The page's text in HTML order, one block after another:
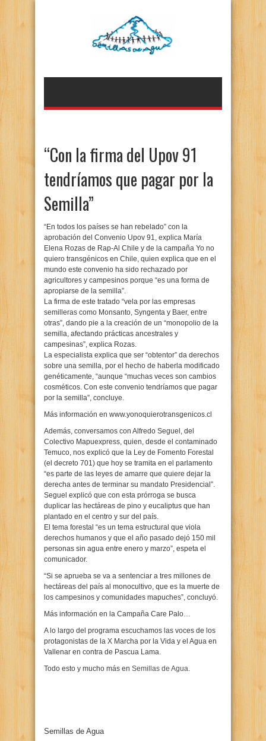
“Con la firma del Upov 91
tendríamos que pagar por la
Semilla”
“En todos los países se han rebelado” con la
aprobación del Convenio Upov 91, explica María
Elena Rozas de Rap-Al Chile y de la campaña Yo no
quiero transgénicos en Chile, quien explica que en el
mundo este convenio ha sido rechazado por
agricultores y campesinos porque “es una forma de
apropiarse de la semilla”.
La firma de este tratado “vela por las empresas
semilleras como Monsanto, Syngenta y Baer, entre
otras”, dando pie a la creación de un “monopolio de la
semilla, afectando prácticas ancestrales y
campesinas”, explica Rozas.
La especialista explica que ser “obtentor” da derechos
sobre una semilla, por el hecho de haberla modificado
genéticamente, “aunque “muchas veces son cambios
cosméticos. Con este convenio tendríamos que pagar
por la semilla”, concluye.
Más información en www.yonoquierotransgenicos.cl
Además, conversamos con Alfredo Seguel, del
Colectivo Mapuexpress, quien, desde el contaminado
Temuco, nos explicó que la Ley de Fomento Forestal
(el decreto 701) que hoy se tramita en el parlamento
“es parte de las leyes de amarre que quiere dejar la
derecha antes de terminar su mandato Presidencial”.
Seguel explicó que con esta prórroga se busca
duplicar las hectáreas de pino y eucaliptus que han
plantado en el centro y sur del país.
El tema forestal “es un tema estructural que viola
derechos humanos y que el año pasado dejó 150 mil
personas sin agua entre enero y marzo”, espeta el
comunicador.
“Si se aprueba se va a sentenciar a tres millones de
hectáreas del país al monocultivo, que es la muerte de
los campesinos y comunidades mapuches”, concluyó.
Más información en la Campaña Care Palo…
A lo largo del programa escuchamos las voces de los
protagonistas de la X Marcha por la Vida y el Agua en
Vallenar en contra de Pascua Lama.
Todo esto y mucho más en Semillas de Agua.
Semillas de Agua